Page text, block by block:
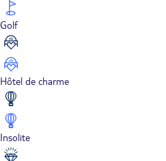
Golf
Hôtel de charme
Insolite